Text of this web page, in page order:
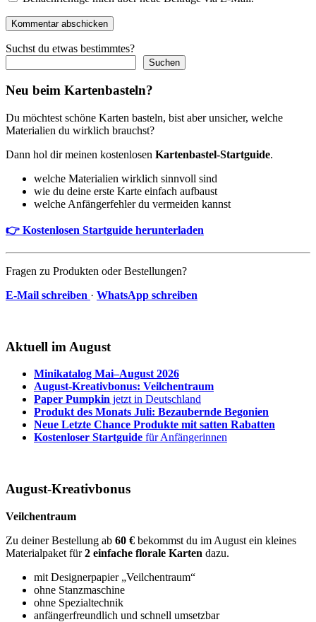
Kommentar abschicken
Suchst du etwas bestimmtes?
Suchen
Neu beim Kartenbasteln?
Du möchtest schöne Karten basteln, bist aber unsicher, welche
Materialien du wirklich brauchst?
Dann hol dir meinen kostenlosen Kartenbastel-Startguide.
welche Materialien wirklich sinnvoll sind
wie du deine erste Karte einfach aufbaust
welche Anfängerfehler du vermeiden kannst
👉 Kostenlosen Startguide herunterladen
Fragen zu Produkten oder Bestellungen?
E-Mail schreiben · WhatsApp schreiben
Aktuell im August
Minikatalog Mai–August 2026
August-Kreativbonus: Veilchentraum
Paper Pumpkin jetzt in Deutschland
Produkt des Monats Juli: Bezaubernde Begonien
Neue Letzte Chance Produkte mit satten Rabatten
Kostenloser Startguide für Anfängerinnen
August-Kreativbonus
Veilchentraum
Zu deiner Bestellung ab 60 € bekommst du im August ein kleines
Materialpaket für2 einfache florale Karten dazu.
mit Designerpapier „Veilchentraum“
ohne Stanzmaschine
ohne Spezialtechnik
anfängerfreundlich und schnell umsetzbar